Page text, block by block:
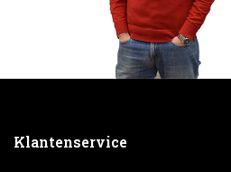
Klantenservice